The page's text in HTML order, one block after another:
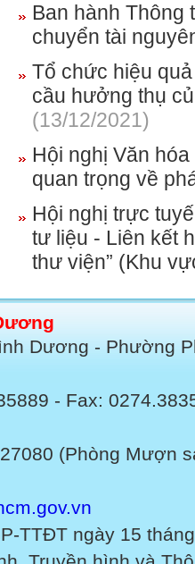
Ban hành
chuyển tài
Tổ chức hiệu
cầu hưởng thụ
(13/12/2021)
Hội nghị Văn
quan trọng về
Hội nghị trực
tư liệu - Liên kết
thư viện” (Khu
Dương - Phường
- Fax:
Mượn sách
TTĐT ngày 15